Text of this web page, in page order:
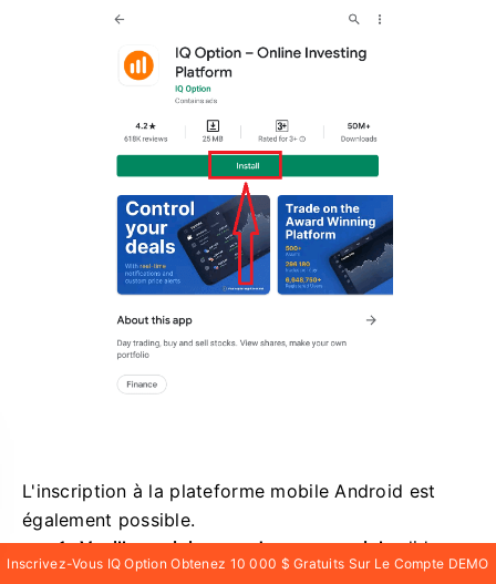
L'inscription à la plateforme mobile Android est
également possible.
Inscrivez-Vous IQ Option Obtenez 10 000 $ Gratuits Sur Le Compte DEMO